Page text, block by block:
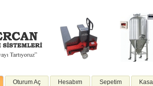
Oturum Aç Hesabım Sepetim